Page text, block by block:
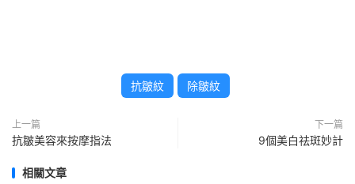
抗皺紋 除皺紋
上一篇
抗皺美容來按摩指法
下一篇
9個美白祛斑妙計
相關文章